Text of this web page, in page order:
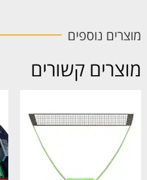
מוצרים נוספים
מוצרים קשורים